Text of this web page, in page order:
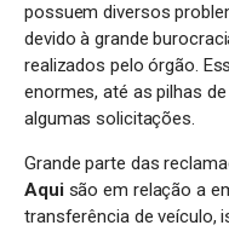
possuem diversos
devido à grande
realizados pelo órgão.
enormes, até as pilhas
algumas solicitações.
Grande parte das
Aquisão em relação a
transferência de veículo,